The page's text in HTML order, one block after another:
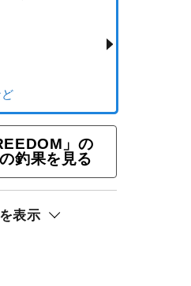
釣りプラン＜ル
」の
釣果を見る
表示